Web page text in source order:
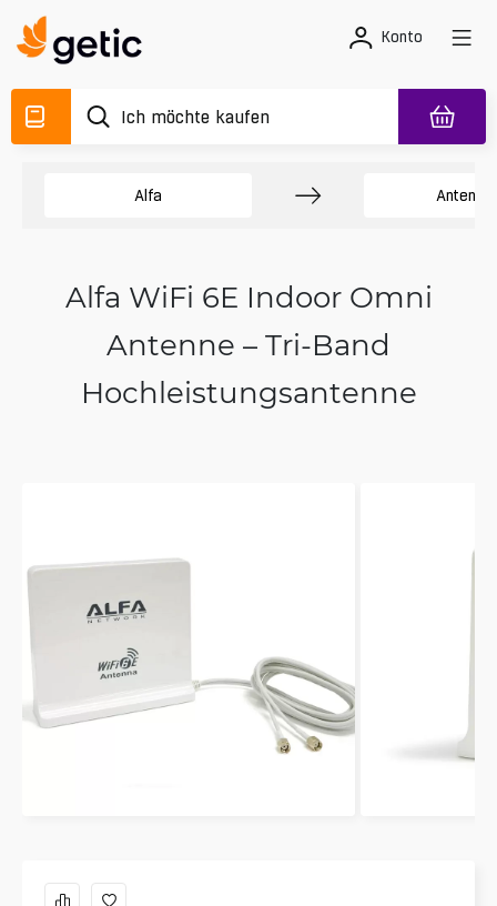
Konto
Alfa
Alfa WiFi 6E Indoor Omni
Antenne – Tri-Band
Hochleistungsantenne